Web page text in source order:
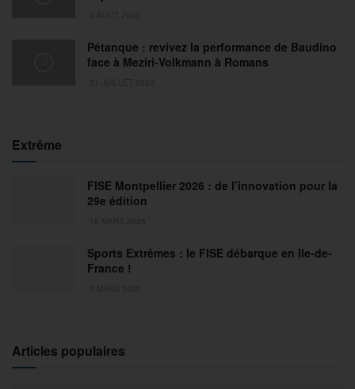
Pétanque : revivez la performance de Baudino
face à Meziri-Volkmann à Romans
Extrême
FISE Montpellier 2026 : de l’innovation pour la
29e édition
Sports Extrêmes : le FISE débarque en Ile-de-
France !
Articles populaires